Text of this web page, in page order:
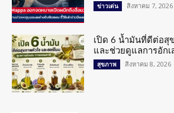
ข่าวเด่น สิงหาคม 7, 2026
เปิด 6 น้ำมันที่ดีต่อสุ
และช่วยดูแลการอักเ
สุขภาพ สิงหาคม 8, 2026